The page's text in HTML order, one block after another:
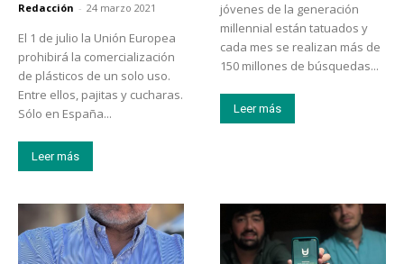
Redacción - 24 marzo 2021
El 1 de julio la Unión Europea
prohibirá la comercialización
de plásticos de un solo uso.
Entre ellos, pajitas y cucharas.
Sólo en España...
Leer más
jóvenes de la generación
millennial están tatuados y
cada mes se realizan más de
150 millones de búsquedas...
Leer más